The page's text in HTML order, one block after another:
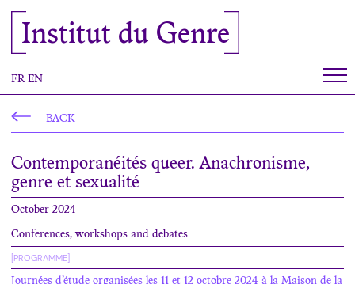
Institut du Genre
FR EN
BACK
Contemporanéités queer. Anachronisme,
genre et sexualité
October 2024
Conferences, workshops and debates
[PROGRAMME]
Journées d’étude organisées les 11 et 12 octobre 2024 à la Maison de la